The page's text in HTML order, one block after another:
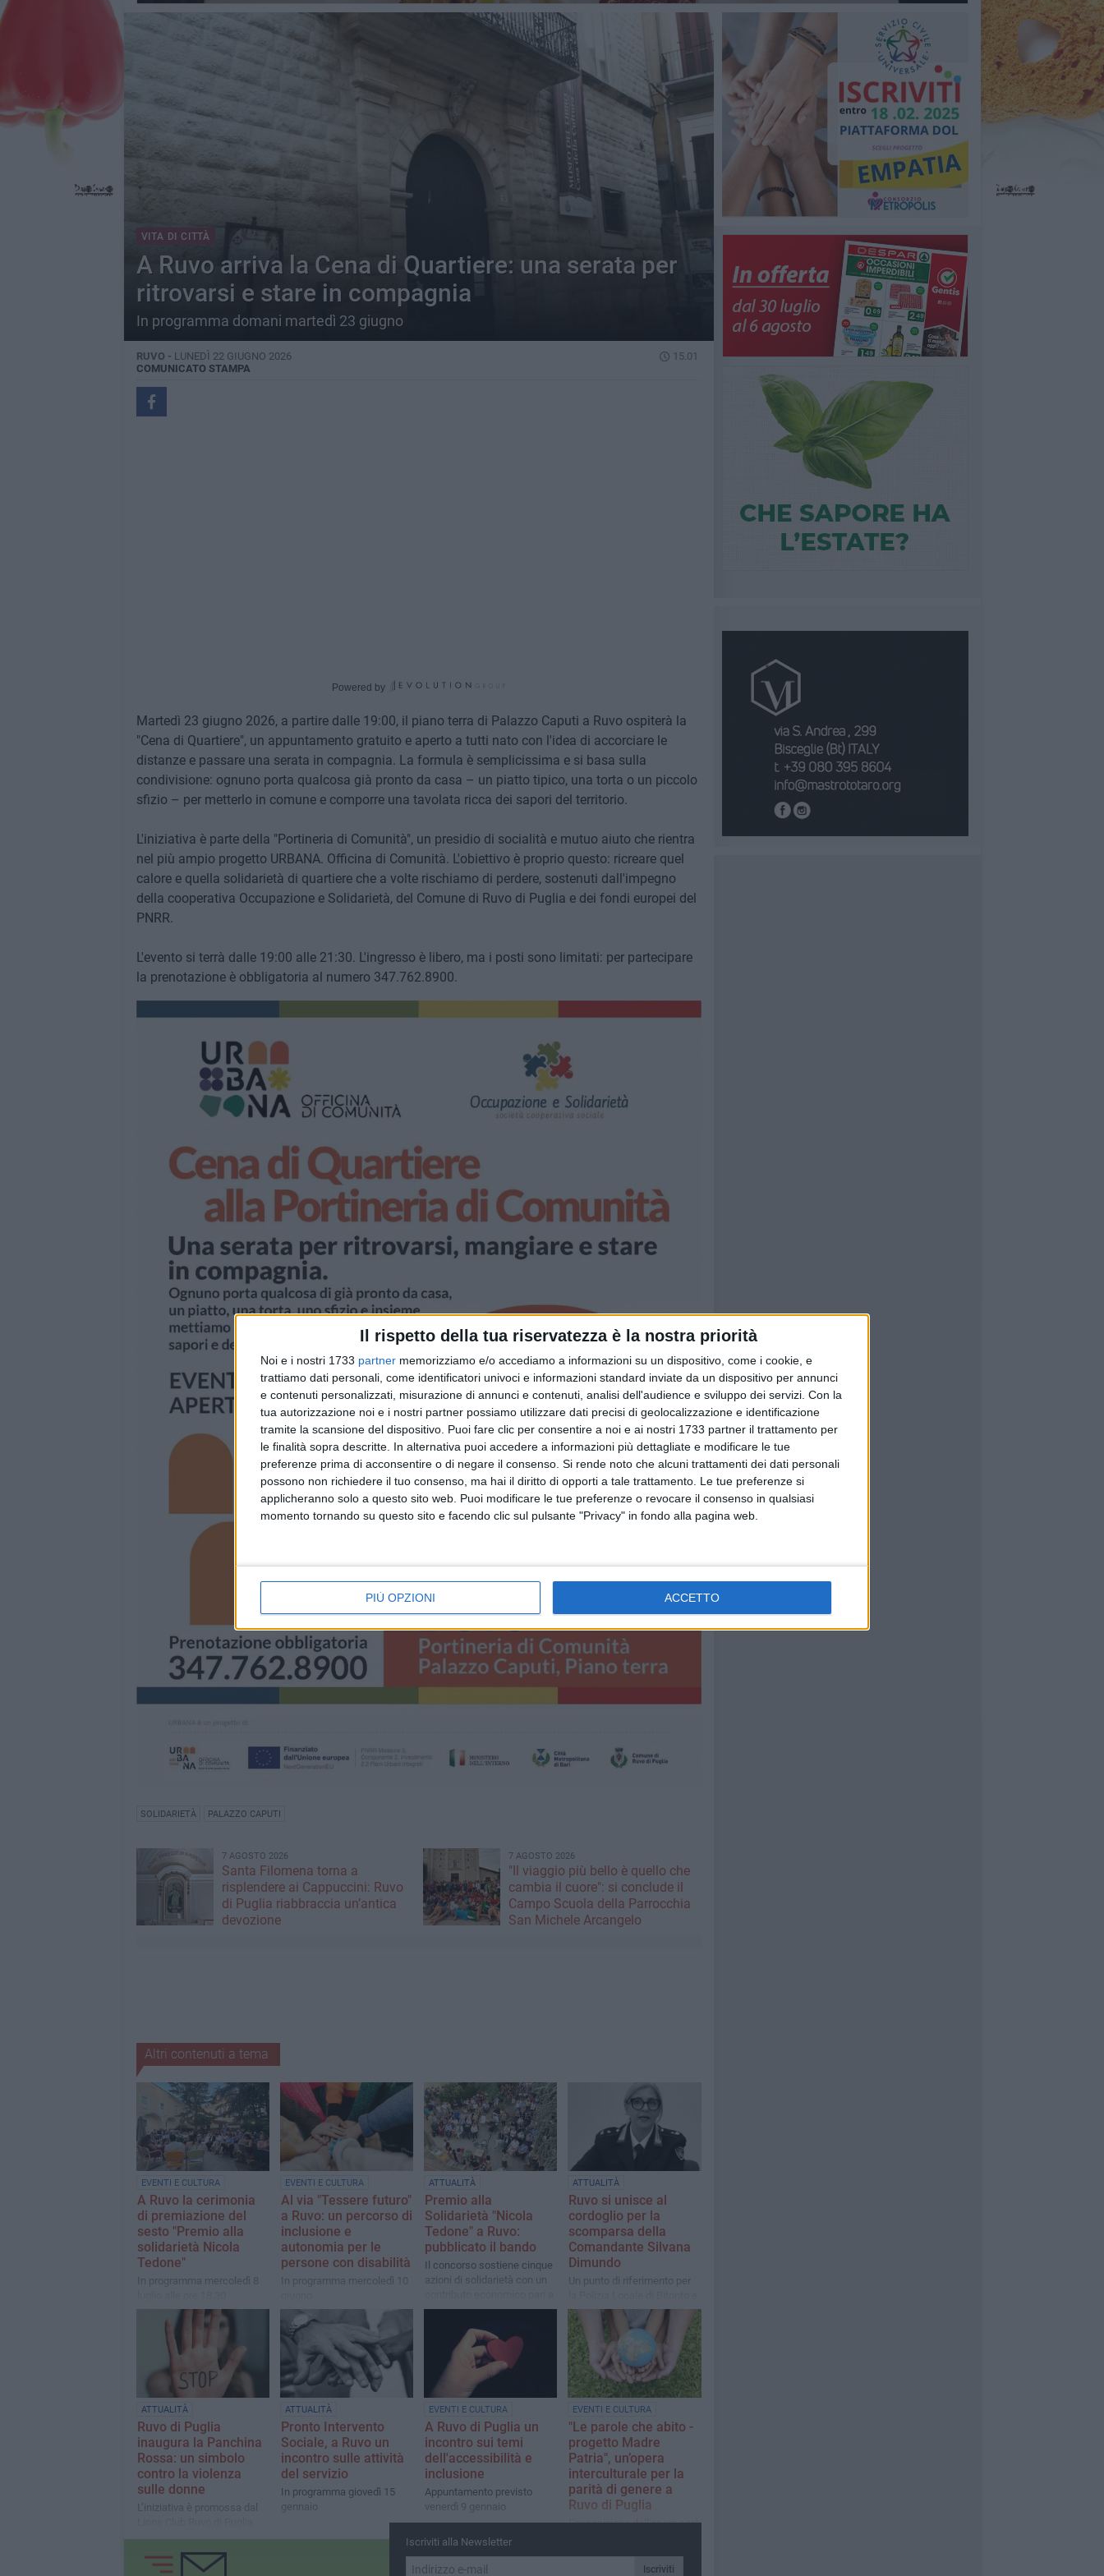
Il rispetto della tua riservatezza è la nostra priorità
Noi e i nostri 1733 partner memorizziamo e/o accediamo a informazioni su un dispositivo, come i cookie, e
trattiamo dati personali, come identificatori univoci e informazioni standard inviate da un dispositivo per annunci
e contenuti personalizzati, misurazione di annunci e contenuti, analisi dell'audience e sviluppo dei servizi. Con la
tua autorizzazione noi e i nostri partner possiamo utilizzare dati precisi di geolocalizzazione e identificazione
tramite la scansione del dispositivo. Puoi fare clic per consentire a noi e ai nostri 1733 partner il trattamento per
le finalità sopra descritte. In alternativa puoi accedere a informazioni più dettagliate e modificare le tue
preferenze prima di acconsentire o di negare il consenso. Si rende noto che alcuni trattamenti dei dati personali
possono non richiedere il tuo consenso, ma hai il diritto di opporti a tale trattamento. Le tue preferenze si
applicheranno solo a questo sito web. Puoi modificare le tue preferenze o revocare il consenso in qualsiasi
momento tornando su questo sito e facendo clic sul pulsante "Privacy" in fondo alla pagina web.
PIÙ OPZIONI ACCETTO
VITA DI CITTÀ
A Ruvo arriva la Cena di Quartiere: una serata per
ritrovarsi e stare in compagnia
In programma domani martedì 23 giugno
RUVO - LUNEDÌ 22 GIUGNO 2026
15.01
COMUNICATO STAMPA
Powered by
Martedì 23 giugno 2026, a partire dalle 19:00, il piano terra di Palazzo Caputi a Ruvo ospiterà la
"Cena di Quartiere", un appuntamento gratuito e aperto a tutti nato con l'idea di accorciare le
distanze e passare una serata in compagnia. La formula è semplicissima e si basa sulla
condivisione: ognuno porta qualcosa già pronto da casa – un piatto tipico, una torta o un piccolo
sfizio – per metterlo in comune e comporre una tavolata ricca dei sapori del territorio.
L'iniziativa è parte della "Portineria di Comunità", un presidio di socialità e mutuo aiuto che rientra
nel più ampio progetto URBANA. Officina di Comunità. L'obiettivo è proprio questo: ricreare quel
calore e quella solidarietà di quartiere che a volte rischiamo di perdere, sostenuti dall'impegno
della cooperativa Occupazione e Solidarietà, del Comune di Ruvo di Puglia e dei fondi europei del
PNRR.
L'evento si terrà dalle 19:00 alle 21:30. L'ingresso è libero, ma i posti sono limitati: per partecipare
la prenotazione è obbligatoria al numero 347.762.8900.
SOLIDARIETÀ PALAZZO CAPUTI
7 AGOSTO 2026
Santa Filomena torna a
risplendere ai Cappuccini: Ruvo
di Puglia riabbraccia un’antica
devozione
7 AGOSTO 2026
"Il viaggio più bello è quello che
cambia il cuore": si conclude il
Campo Scuola della Parrocchia
San Michele Arcangelo
Altri contenuti a tema
EVENTI E CULTURA
A Ruvo la cerimonia
di premiazione del
sesto "Premio alla
solidarietà Nicola
Tedone"
In programma mercoledì 8
EVENTI E CULTURA
Al via "Tessere futuro"
a Ruvo: un percorso di
inclusione e
autonomia per le
persone con disabilità
In programma mercoledì 10
ATTUALITÀ
Premio alla
Solidarietà "Nicola
Tedone" a Ruvo:
pubblicato il bando
Il concorso sostiene cinque
azioni di solidarietà con un
€ 500,00 per ognuna
ATTUALITÀ
Ruvo si unisce al
cordoglio per la
scomparsa della
Comandante Silvana
Dimundo
Un punto di riferimento per
per l’intera comunità
cittadina
ATTUALITÀ
Ruvo di Puglia
inaugura la Panchina
Rossa: un simbolo
contro la violenza
sulle donne
L’iniziativa è promossa dal
Talos
ATTUALITÀ
Pronto Intervento
Sociale, a Ruvo un
incontro sulle attività
del servizio
In programma giovedì 15
gennaio
EVENTI E CULTURA
A Ruvo di Puglia un
incontro sui temi
dell'accessibilità e
inclusione
Appuntamento previsto
venerdì 9 gennaio
EVENTI E CULTURA
"Le parole che abito -
progetto Madre
Patria", un’opera
interculturale per la
parità di genere a
Ruvo di Puglia
L'esposizione dell'opera sarà
Iscriviti alla Newsletter
Iscriviti